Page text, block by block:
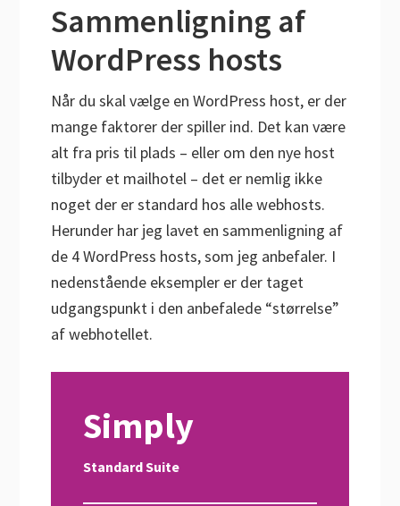
Sammenligning af
WordPress hosts
Når du skal vælge en WordPress host, er der
mange faktorer der spiller ind. Det kan være
alt fra pris til plads – eller om den nye host
tilbyder et mailhotel – det er nemlig ikke
noget der er standard hos alle webhosts.
Herunder har jeg lavet en sammenligning af
de 4 WordPress hosts, som jeg anbefaler. I
nedenstående eksempler er der taget
udgangspunkt i den anbefalede “størrelse”
af webhotellet.
Simply
Standard Suite